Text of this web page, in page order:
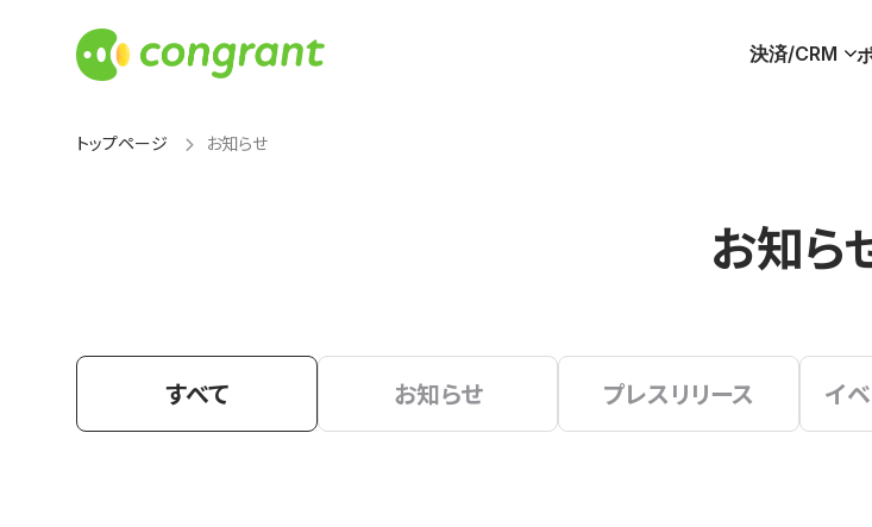
決済/CRM
トップページ お知らせ
お知ら
すべて お知らせ プレスリリース イ